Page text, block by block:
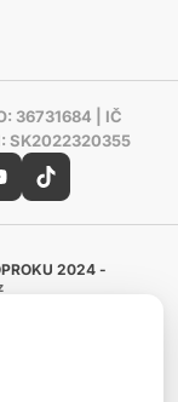
36731684 | IČ
SK2022320355
2024 -